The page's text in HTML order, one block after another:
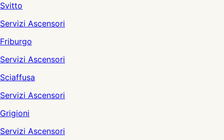
Svitto
Servizi Ascensori
Friburgo
Servizi Ascensori
Sciaffusa
Servizi Ascensori
Grigioni
Servizi Ascensori